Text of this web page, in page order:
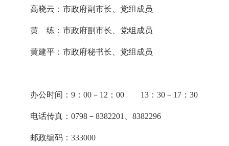
高晓云：市政府副市长、党组成员
黄 练 ：市政府副市长、党组成员
黄建平：市政府秘书长 党组成员
办公时间： 9：00－12：00 13：30－17：30
电话传真： 0798－8382201、8382296
邮政编码：333000